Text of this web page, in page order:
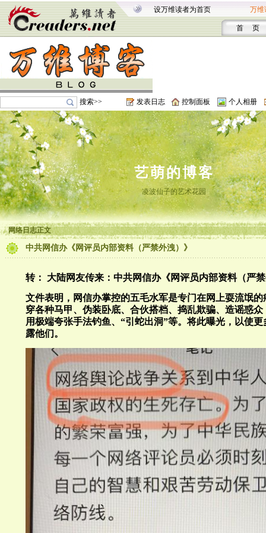
设万维读者为首页 万维
首 页
搜索>> 发表日志 控制面板 个人相册
艺萌的博客
凌波仙子的艺术花园
网络日志正文
中共网信办《网评员内部资料（严禁外洩）》
转： 大陆网友传来：中共网信办《网评员内部资料（严
文件表明，网信办掌控的五毛水军是专门在网上耍流氓
穿各种马甲、伪装卧底、合伙搭档、捣乱欺骗、造谣惑
用极端夸张手法钓鱼、“引蛇出洞”等。将此曝光，以使
露他们。